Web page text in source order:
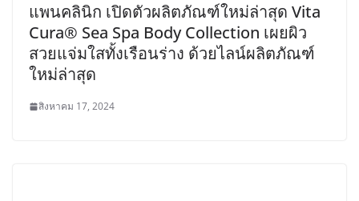
แพนคลินิก เปิดตัวผลิตภัณฑ์ใหม่ล่าสุด Vita
Cura® Sea Spa Body Collection เผยผิว
สวยแจ่มใสทั้งเรือนร่าง ด้วยไลน์ผลิตภัณฑ์
ใหม่ล่าสุด
สิงหาคม 17, 2024